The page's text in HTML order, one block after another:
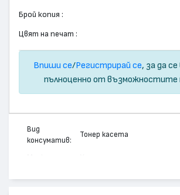
Брой копия :
Цвят на печат :
Впиши се/Регистрирай се, за да
пълноценно от възможностите
Вид
консуматив:
Тонер касета